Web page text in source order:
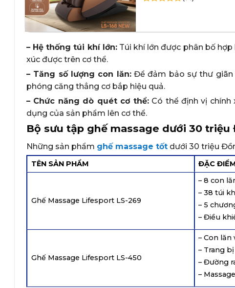
+
18.500.000₫.
là:
– Hệ thống túi khí lớn:Túi khí lớn được phân bố
xúc được trên cơ thể.
– Tăng số lượng con lăn:Để đảm bảo sự thư giãn
phóng căng thẳng cơ bắp hiệu quả.
– Chức năng dò quét cơ thể:Có thể định vị chính
dụng của sản phẩm lên cơ thể.
Bộ sưu tập ghế massage dưới 30 triệu
Những sản phẩm ghế massage tốt dưới 30 triệu
TÊN SẢN PHẨM ĐẶC
Ghế Massage Lifesport LS-269
– 8 con
– 38 túi
– 5
– Điều
Ghế Massage Lifesport LS-450
– Con lăn
– Trang
– Đường
–